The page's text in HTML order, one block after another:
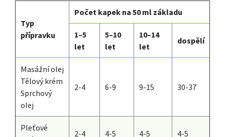
Typ
přípravku
Počet kapek na 50 ml základu
1–5
let
5–10
let
10–14
let
dospělí
Masážní olej
Tělový krém
Sprchový
olej
2-4 6-9 9-15 30-37
Pleťové
2-4 4-5 4-5 4-5